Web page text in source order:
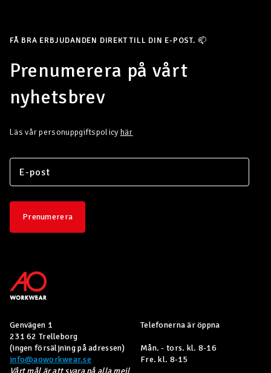
FÅ BRA ERBJUDANDEN DIREKT TILL DIN E-POST. 📫
Prenumerera på vårt
nyhetsbrev
Läs vår personuppgiftspolicy här
Prenumerera
Genvägen 1
231 62 Trelleborg
(ingen försäljning på adressen)
info@aoworkwear.se
Vårt mål är att svara på alla mejl
Telefonerna är öppna
Mån. - tors. kl. 8-16
Fre. kl. 8-15